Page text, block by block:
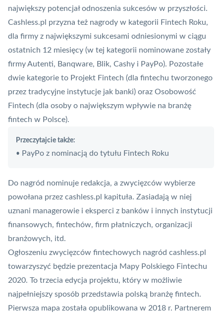
największy potencjał odnoszenia sukcesów w przyszłości.
Cashless.pl przyzna też nagrody w kategorii Fintech Roku,
dla firmy z największymi sukcesami odniesionymi w ciągu
ostatnich 12 miesięcy (w tej kategorii nominowane zostały
firmy Autenti, Banqware, Blik, Cashy i PayPo). Pozostałe
dwie kategorie to Projekt Fintech (dla fintechu tworzonego
przez tradycyjne instytucje jak banki) oraz Osobowość
Fintech (dla osoby o największym wpływie na branżę
fintech w Polsce).
Przeczytajcie także:
• PayPo z nominacją do tytułu Fintech Roku
Do nagród nominuje redakcja, a zwycięzców wybierze
powołana przez cashless.pl kapituła. Zasiadają w niej
uznani managerowie i eksperci z banków i innych instytucji
finansowych, fintechów, firm płatniczych, organizacji
branżowych, itd.
Ogłoszeniu zwycięzców fintechowych nagród cashless.pl
towarzyszyć będzie prezentacja Mapy Polskiego Fintechu
2020. To trzecia edycja projektu, który w możliwie
najpełniejszy sposób przedstawia polską branżę fintech.
Pierwsza mapa została opublikowana w 2018 r. Partnerem